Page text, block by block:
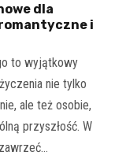
dla
i
to wyjątkowy
nie tylko
ale też osobie,
przyszłość. W